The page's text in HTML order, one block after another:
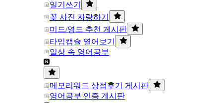
일기쓰기
꽃 사진 자랑하기
미드/영드 추천 게시판
타임캡슐 열어보기
일상 속 영어공부
메모리워드 상점후기 게시판
영어공부 인증 게시판